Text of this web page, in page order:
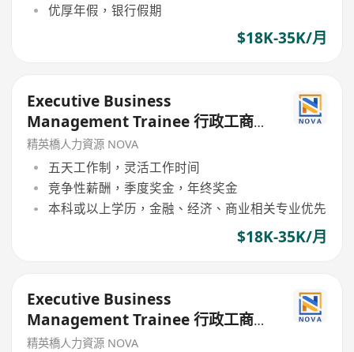
优厚年假，银行假期
$18K-35K/月
Executive Business
Management Trainee 行政工商管
理培訓生 (歡迎應屆畢業生/IANG)
精英橋人力資源 NOVA
五天工作制，灵活工作时间
竞争性薪酬，季度奖金，年终奖金
本科或以上学历，金融、经济、商业相关专业优先
$18K-35K/月
Executive Business
Management Trainee 行政工商管
理培訓生 (歡迎應屆畢業生/IANG)
精英橋人力資源 NOVA